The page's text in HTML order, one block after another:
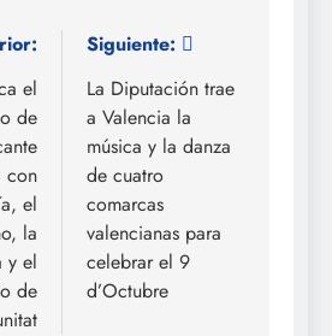
el
de
con
el
la
y el
de
Siguiente:
La Diputación trae
a Valencia la
música y la danza
de cuatro
comarcas
valencianas para
celebrar el 9
d’Octubre